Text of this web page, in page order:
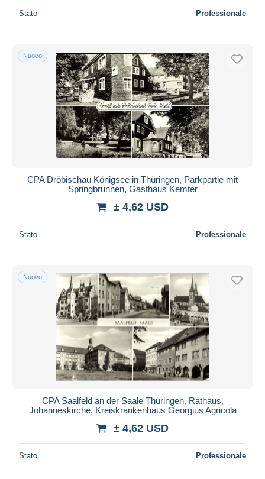
Stato Professionale
Nuovo
CPA Dröbischau Königsee in Thüringen, Parkpartie mit
Springbrunnen, Gasthaus Kemter
± 4,62 USD
Stato Professionale
Nuovo
CPA Saalfeld an der Saale Thüringen, Rathaus,
Johanneskirche, Kreiskrankenhaus Georgius Agricola
± 4,62 USD
Stato Professionale